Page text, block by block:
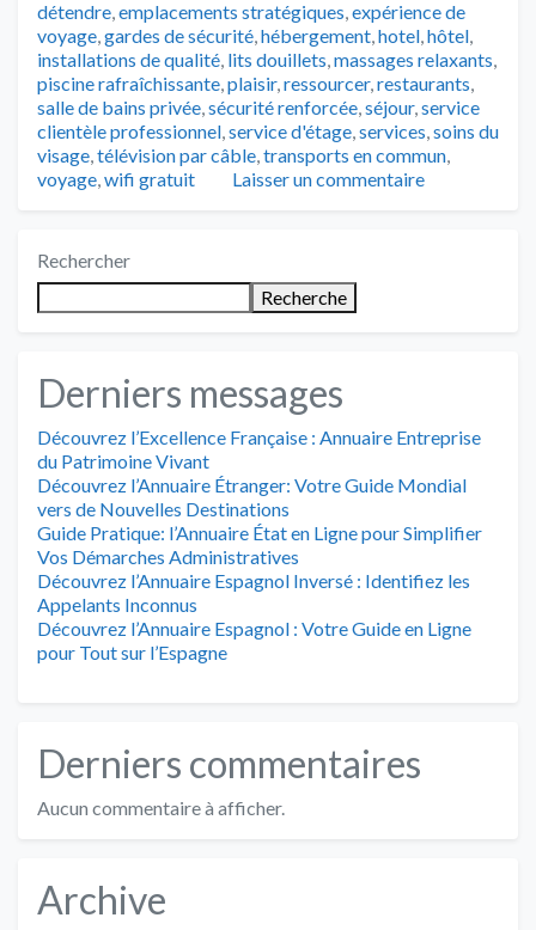
détendre,emplacements stratégiques,expérience de
voyage,gardes de sécurité,hébergement,hotel,hôtel,
installations de qualité, lits douillets,massages relaxants,
piscine rafraîchissante,plaisir,ressourcer,restaurants,
salle de bains privée,sécurité renforcée,séjour,service
clientèle professionnel,service d'étage,services,soins du
visage,télévision par câble,transports en commun,
voyage,wifi gratuit Laisser un commentaire
Rechercher
Recherche
Derniers messages
Découvrez l’Excellence Française : Annuaire Entreprise
du Patrimoine Vivant
Découvrez l’Annuaire Étranger: Votre Guide Mondial
vers de Nouvelles Destinations
Guide Pratique: l’Annuaire État en Ligne pour Simplifier
Vos Démarches Administratives
Découvrez l’Annuaire Espagnol Inversé : Identifiez les
Appelants Inconnus
Découvrez l’Annuaire Espagnol : Votre Guide en Ligne
pour Tout sur l’Espagne
Derniers commentaires
Aucun commentaire à afficher.
Archive